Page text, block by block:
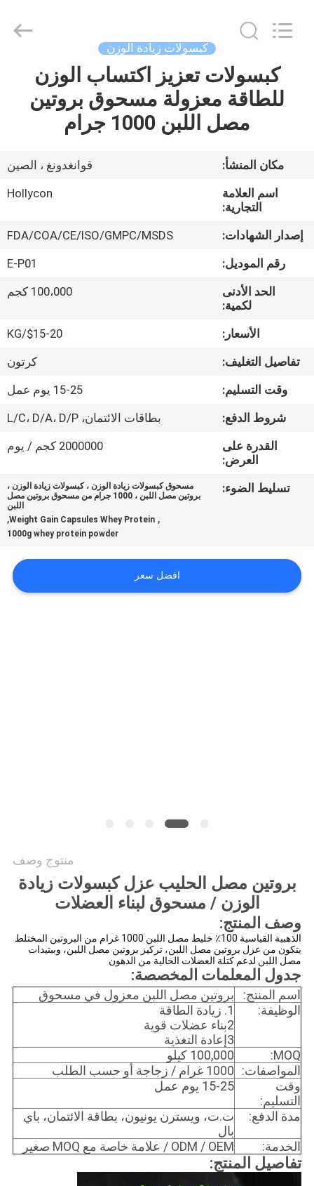
منزل
المنتجات
أشرطة
فيديو
حول
جولة
المعمل
ضبط
الجودة
جميع
القضايا
كبسولات زيادة الوزن
كبسولات تعزيز اكتساب الوزن
للطاقة معزولة مسحوق بروتين
مصل اللبن 1000 جرام
مكان المنشأ:
قوانغدونغ ، الصين
اسم العلامة
التجارية:
Hollycon
إصدار الشهادات:
FDA/COA/CE/ISO/GMPC/MSDS
رقم الموديل:
E-P01
الحد الأدنى
لكمية:
100،000 كجم
الأسعار:
$15-20/KG
تفاصيل التغليف:
كرتون
وقت التسليم:
15-25 يوم عمل
شروط الدفع:
بطاقات الائتمان، L/C، D/A، D/P
القدرة على
العرض:
2000000 كجم / يوم
تسليط الضوء:
مسحوق كبسولات زيادة الوزن ، كبسولات زيادة الوزن ،
بروتين مصل اللبن ، 1000 جرام من مسحوق بروتين مصل
اللبن
,
Weight Gain Capsules Whey Protein
,
1000g whey protein powder
افضل سعر
منتوج وصف
بروتين مصل الحليب عزل كبسولات زيادة
الوزن / مسحوق لبناء العضلات
وصف المنتج:
الذهبية القياسية 100٪ خليط مصل اللبن 1000 غرام من البروتين المختلط
يتكون من عزل بروتين مصل اللبن، تركيز بروتين مصل اللبن، وببتيدات
مصل اللبن لدعم كتلة العضلات الخالية من الدهون
جدول المعلمات المخصصة:
اسم المنتج:
بروتين مصل اللبن معزول في مسحوق
الوظيفة:
1. زيادة الطاقة
2بناء عضلات قوية
3إعادة التغذية
MOQ:
100,000 كيلو
المواصفات:
1000 غرام / زجاجة أو حسب الطلب
وقت
التسليم:
15-25 يوم عمل
مدة الدفع:
ت.ت، ويسترن يونيون، بطاقة الائتمان، باي
بال
الخدمة:
ODM / OEM / علامة خاصة مع MOQ صغير
تفاصيل المنتج: